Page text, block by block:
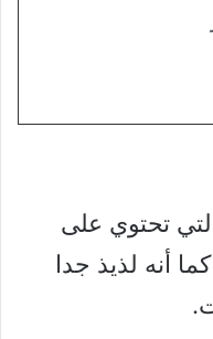
تحتوي على
أنه لذيذ جدا